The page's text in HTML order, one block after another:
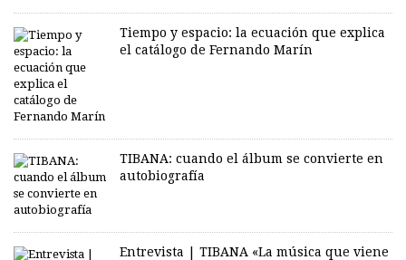
Tiempo y espacio: la ecuación que explica
el catálogo de Fernando Marín
TIBANA: cuando el álbum se convierte en
autobiografía
Entrevista | TIBANA «La música que viene